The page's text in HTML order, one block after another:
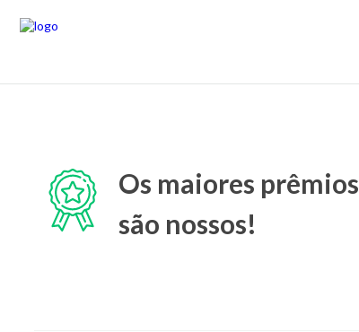
Os maiores prêmios
são nossos!